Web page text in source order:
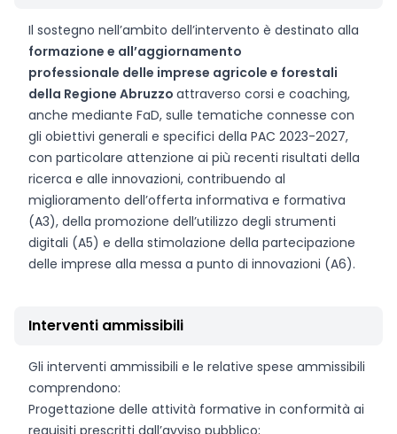
Il sostegno nell’ambito dell’intervento è destinato alla
formazione e all’aggiornamento
professionale delle imprese agricole e forestali
della Regione Abruzzo attraverso corsi e coaching,
anche mediante FaD, sulle tematiche connesse con
gli obiettivi generali e specifici della PAC 2023-2027,
con particolare attenzione ai più recenti risultati della
ricerca e alle innovazioni, contribuendo al
miglioramento dell’offerta informativa e formativa
(A3), della promozione dell’utilizzo degli strumenti
digitali (A5) e della stimolazione della partecipazione
delle imprese alla messa a punto di innovazioni (A6).
Interventi ammissibili
Gli interventi ammissibili e le relative spese ammissibili
comprendono:
Progettazione delle attività formative in conformità ai
requisiti prescritti dall’avviso pubblico;